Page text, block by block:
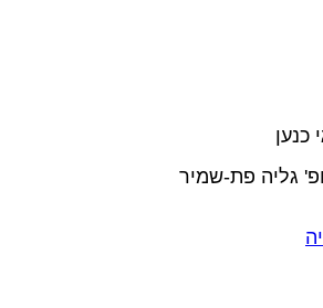
כנען
גליה פת-שמיר